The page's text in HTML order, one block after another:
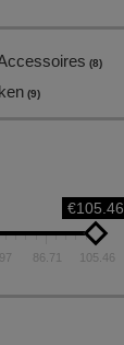
(8)
(9)
€105.46
86.71 105.46